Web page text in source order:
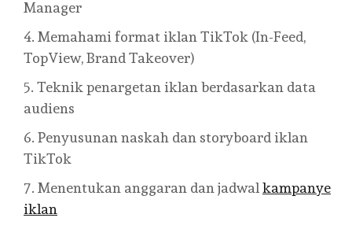
Manager
Memahami format iklan TikTok (In-Feed,
TopView, Brand Takeover)
Teknik penargetan iklan berdasarkan data
audiens
Penyusunan naskah dan storyboard iklan
TikTok
Menentukan anggaran dan jadwal kampanye
iklan